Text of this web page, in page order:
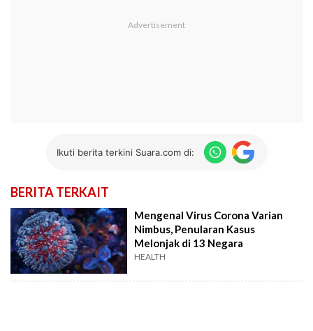
Ikuti berita terkini Suara.com di:
BERITA TERKAIT
Mengenal Virus Corona Varian
Nimbus, Penularan Kasus
Melonjak di 13 Negara
HEALTH